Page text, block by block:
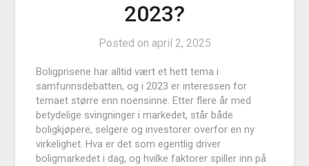
2023?
Posted on april 2, 2025
Boligprisene har alltid vært et hett tema i
samfunnsdebatten, og i 2023 er interessen for
temaet større enn noensinne. Etter flere år med
betydelige svingninger i markedet, står både
boligkjøpere, selgere og investorer overfor en ny
virkelighet. Hva er det som egentlig driver
boligmarkedet i dag, og hvilke faktorer spiller inn på